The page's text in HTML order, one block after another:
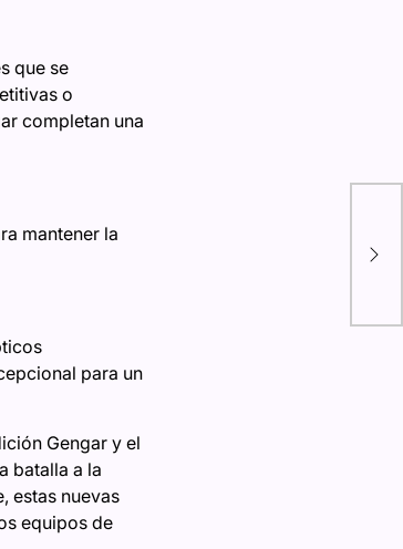
que se
o
completan una
mantener la
para un
Gengar y el
batalla a la
estas nuevas
equipos de